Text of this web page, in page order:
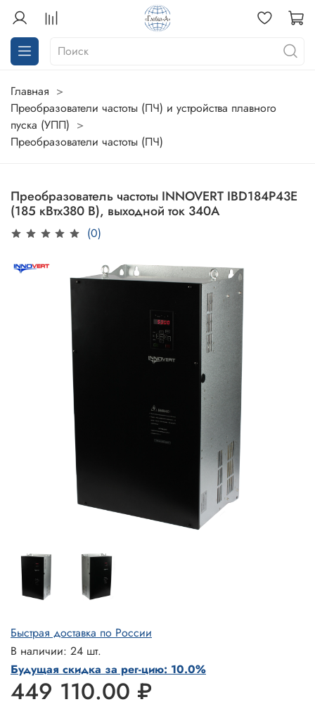
Главная
Преобразователи частоты (ПЧ) и устройства плавного
пуска (УПП)
Преобразователи частоты (ПЧ)
Преобразователь частоты INNOVERT IBD184P43E
(185 кВтx380 В), выходной ток 340А
(0)
Быстрая доставка по России
В наличии: 24 шт.
Будущая скидка за рег-цию: 10.0%
449 110.00 ₽